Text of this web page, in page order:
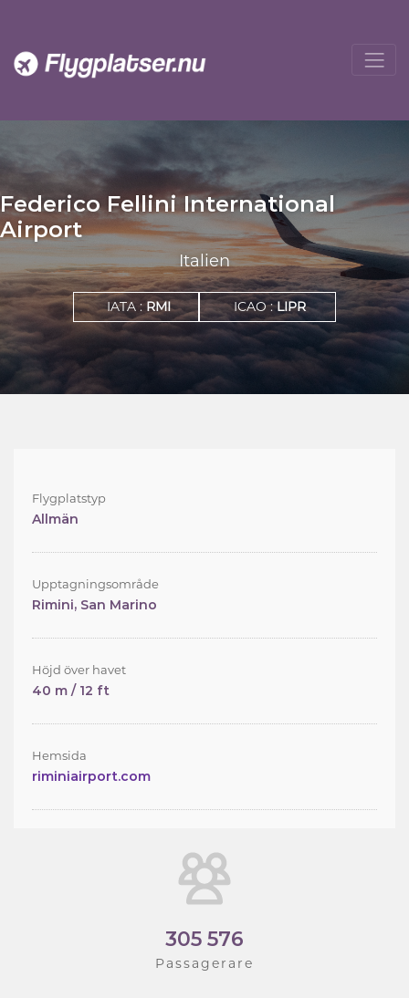
Federico Fellini International
Airport
Italien
IATA :RMI ICAO :LIPR
Flygplatstyp
Allmän
Upptagningsområde
Rimini, San Marino
Höjd över havet
40 m / 12 ft
Hemsida
riminiairport.com
305 576
Passagerare